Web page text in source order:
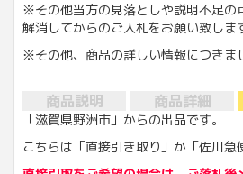
※その他当方の見落としや説明不足の
解消してからのご入札をお願い致しま
※その他、商品の詳しい情報につきま
商品説明 商品詳細
「滋賀県野洲市」からの出品です。
こちらは「直接引き取り」か「佐川